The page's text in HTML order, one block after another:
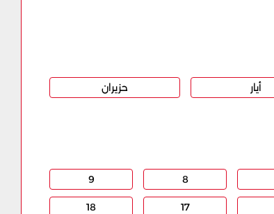
أيار حزيران
8
9
17
18